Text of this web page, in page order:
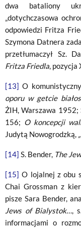
dwa bataliony
„dotychczasowa
odpowiedzi Fritza
Szymona Datnera
przetłumaczył Sz.
Fritza Friedla, pozycja
[13] O
oporu w getcie
ŻIH, Warszawa 1952;
156; O koncepcji
Judytą Nowogrodzką,
[14] S. Bender, The
[15] O lojalnej z obu
Chai Grossman z
pisze Sara Bender,
Jews of Bialystok…,
informacjami o